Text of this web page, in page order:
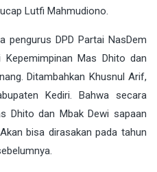
Lutfi Mahmudiono.
pengurus DPD Partai NasDem
Mas Dhito dan
Ditambahkan Khusnul Arif,
Kediri. Bahwa secara
Dhito dan Mbak Dewi sapaan
bisa dirasakan pada tahun